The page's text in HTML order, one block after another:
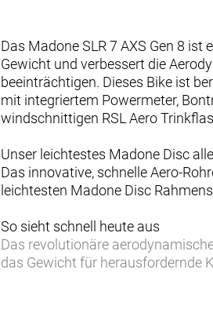
Das Madone SLR 7 AXS Gen 8
Gewicht und verbessert die
beeinträchtigen. Dieses Bike ist
mit integriertem Powermeter,
windschnittigen RSL Aero
Unser leichtestes Madone Disc
Das innovative, schnelle Aero-
leichtesten Madone Disc
So sieht schnell heute aus
Das revolutionäre
das Gewicht für herausfordernde